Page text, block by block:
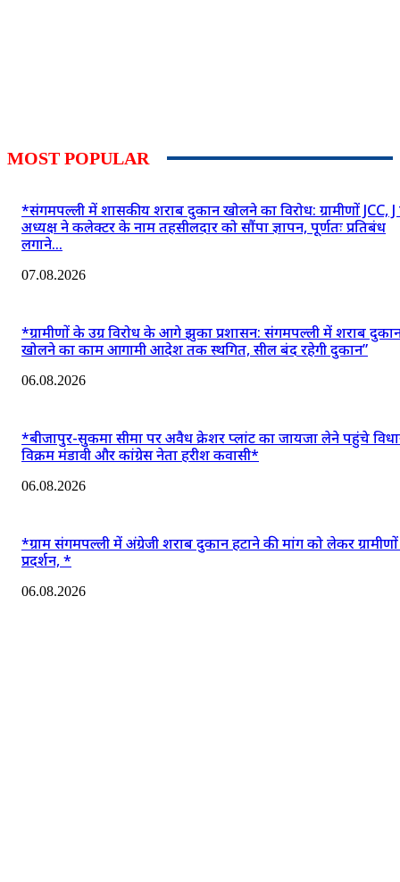
MOST POPULAR
*संगमपल्ली में शासकीय शराब दुकान खोलने का विरोध: ग्रामीणों JCC, J
अध्यक्ष ने कलेक्टर के नाम तहसीलदार को सौंपा ज्ञापन, पूर्णतः प्रतिबंध
लगाने...
07.08.2026
*ग्रामीणों के उग्र विरोध के आगे झुका प्रशासन: संगमपल्ली में शराब
खोलने का काम आगामी आदेश तक स्थगित, सील बंद रहेगी दुकान”
06.08.2026
*बीजापुर-सुकमा सीमा पर अवैध क्रेशर प्लांट का जायजा लेने पहुंचे
विक्रम मंडावी और कांग्रेस नेता हरीश कवासी*
06.08.2026
*ग्राम संगमपल्ली में अंग्रेजी शराब दुकान हटाने की मांग को लेकर
प्रदर्शन, *
06.08.2026